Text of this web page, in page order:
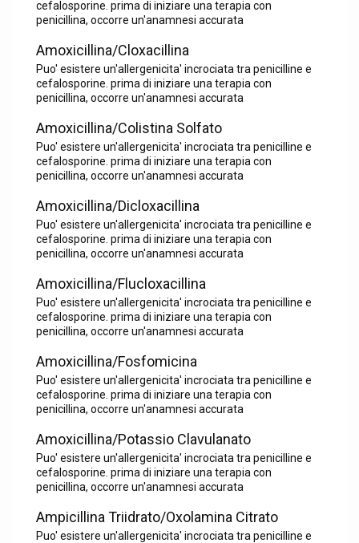
cefalosporine. prima di iniziare una terapia con
penicillina, occorre un'anamnesi accurata
Amoxicillina/Cloxacillina
Puo' esistere un'allergenicita' incrociata tra penicilline e
cefalosporine. prima di iniziare una terapia con
penicillina, occorre un'anamnesi accurata
Amoxicillina/Colistina Solfato
Puo' esistere un'allergenicita' incrociata tra penicilline e
cefalosporine. prima di iniziare una terapia con
penicillina, occorre un'anamnesi accurata
Amoxicillina/Dicloxacillina
Puo' esistere un'allergenicita' incrociata tra penicilline e
cefalosporine. prima di iniziare una terapia con
penicillina, occorre un'anamnesi accurata
Amoxicillina/Flucloxacillina
Puo' esistere un'allergenicita' incrociata tra penicilline e
cefalosporine. prima di iniziare una terapia con
penicillina, occorre un'anamnesi accurata
Amoxicillina/Fosfomicina
Puo' esistere un'allergenicita' incrociata tra penicilline e
cefalosporine. prima di iniziare una terapia con
penicillina, occorre un'anamnesi accurata
Amoxicillina/Potassio Clavulanato
Puo' esistere un'allergenicita' incrociata tra penicilline e
cefalosporine. prima di iniziare una terapia con
penicillina, occorre un'anamnesi accurata
Ampicillina Triidrato/Oxolamina Citrato
Puo' esistere un'allergenicita' incrociata tra penicilline e